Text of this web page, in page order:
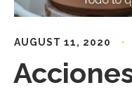
AUGUST 11, 2020